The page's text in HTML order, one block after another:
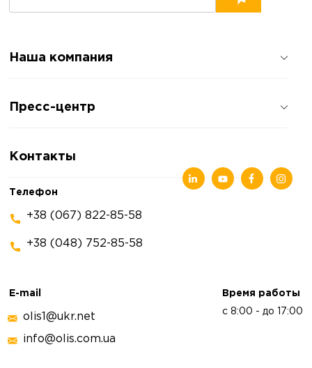
Наша компания
Отзывы о компании
Пресс-центр
Статьи
Контакты
Телефон
+38 (067) 822-85-58
+38 (048) 752-85-58
E-mail
olis1@ukr.net
info@olis.com.ua
Время работы
с 8:00 - до 17:00